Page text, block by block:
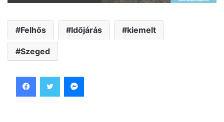
Felhős Időjárás kiemelt
Szeged